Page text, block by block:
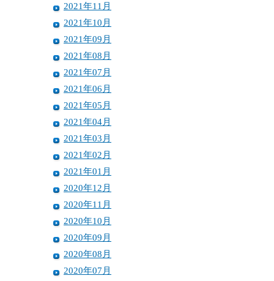
2021年11月
2021年10月
2021年09月
2021年08月
2021年07月
2021年06月
2021年05月
2021年04月
2021年03月
2021年02月
2021年01月
2020年12月
2020年11月
2020年10月
2020年09月
2020年08月
2020年07月